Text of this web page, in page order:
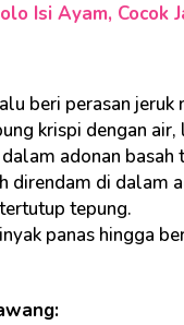
Isi Ayam, Cocok
beri perasan jeruk
krispi dengan
adonan
direndam di dalam
tepung.
panas hingga